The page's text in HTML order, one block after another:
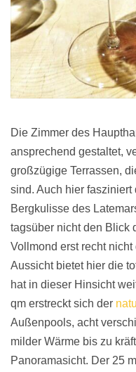
Die Zimmer des
ansprechend gestaltet,
großzügige Terrassen,
sind. Auch hier
Bergkulisse des
tagsüber nicht den Blick
Vollmond erst recht
Aussicht bietet hier die
hat in dieser Hinsicht
qm erstreckt sich der
Außenpools, acht
milder Wärme bis zu
Panoramasicht. Der 25